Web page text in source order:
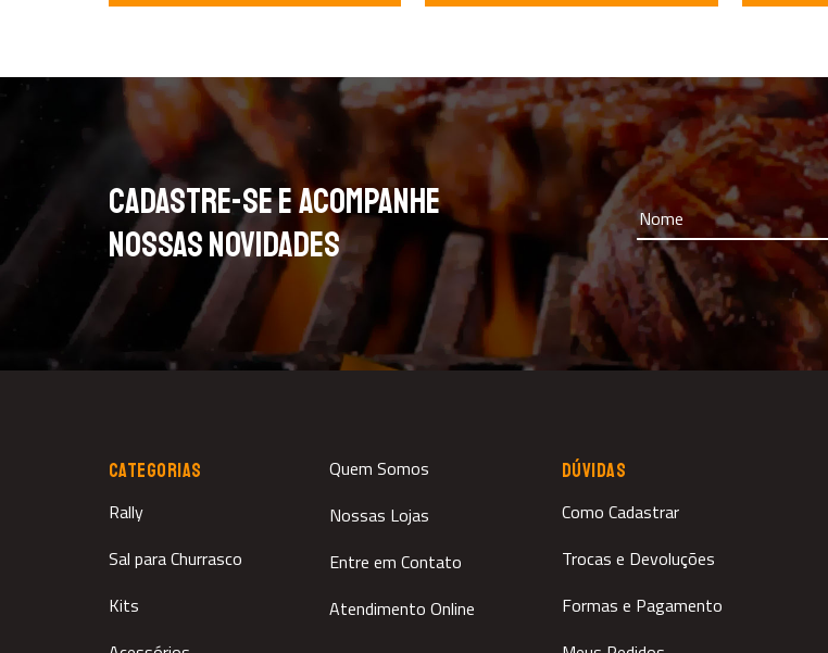
CADASTRE-SE E ACOMPANHE
NOSSAS NOVIDADES
CATEGORIAS
Rally
Sal para Churrasco
Kits
Quem Somos
Nossas Lojas
Entre em Contato
Atendimento Online
DÚVIDAS
Como Cadastrar
Trocas e Devoluções
Formas e Pagamento